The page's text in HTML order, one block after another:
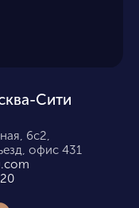
Сити
6с2,
офис 431